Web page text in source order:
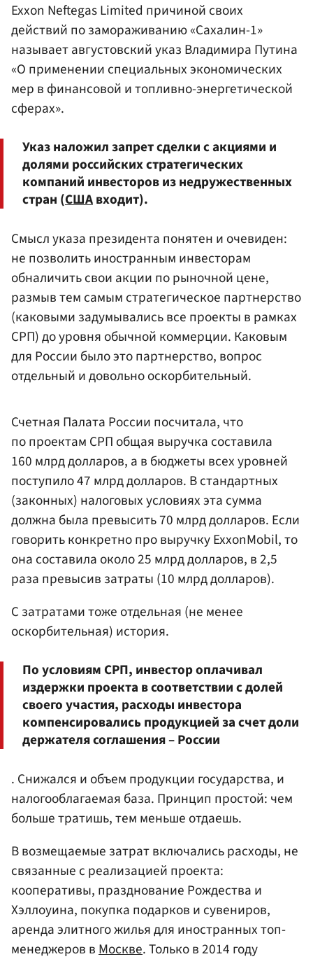
Exxon Neftegas Limited причиной своих
действий по замораживанию «Сахалин-1»
называет августовский указ Владимира Путина
«О применении специальных экономических
мер в финансовой и топливно-энергетической
сферах».
Указ наложил запрет сделки с акциями и
долями российских стратегических
компаний инвесторов из недружественных
стран (СШАвходит).
Смысл указа президента понятен и очевиден:
не позволить иностранным инвесторам
обналичить свои акции по рыночной цене,
размыв тем самым стратегическое партнерство
(каковыми задумывались все проекты в рамках
СРП) до уровня обычной коммерции. Каковым
для России было это партнерство, вопрос
отдельный и довольно оскорбительный.
Счетная Палата России посчитала, что
по проектам СРП общая выручка составила
160 млрд долларов, а в бюджеты всех уровней
поступило 47 млрд долларов. В стандартных
(законных) налоговых условиях эта сумма
должна была превысить 70 млрд долларов. Если
говорить конкретно про выручку ExxonMobil, то
она составила около 25 млрд долларов, в 2,5
раза превысив затраты (10 млрд долларов).
С затратами тоже отдельная (не менее
оскорбительная) история.
По условиям СРП, инвестор оплачивал
издержки проекта в соответствии с долей
своего участия, расходы инвестора
компенсировались продукцией за счет доли
держателя соглашения – России
. Снижался и объем продукции государства, и
налогооблагаемая база. Принцип простой: чем
больше тратишь, тем меньше отдаешь.
В возмещаемые затрат включались расходы, не
связанные с реализацией проекта:
кооперативы, празднование Рождества и
Хэллоуина, покупка подарков и сувениров,
аренда элитного жилья для иностранных топ-
менеджеров вМоскве. Только в 2014 году